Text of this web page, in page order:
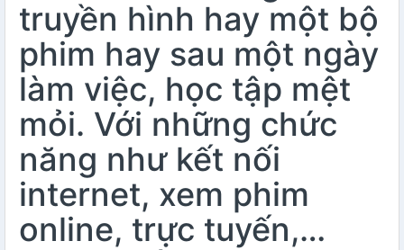
truyền hình hay một bộ
phim hay sau một ngày
làm việc, học tập mệt
mỏi. Với những chức
năng như kết nối
internet, xem phim
online, trực tuyến,…